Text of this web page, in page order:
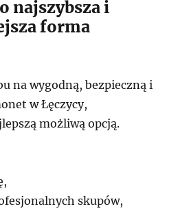
najszybsza i
forma
na wygodną, bezpieczną i
w Łęczycy,
możliwą opcją.
skupów,